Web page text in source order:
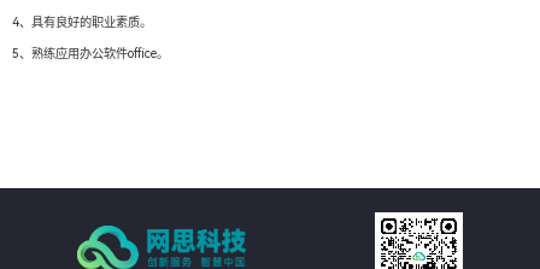
4、具有良好的职业素质。
5、熟练应用办公软件office。